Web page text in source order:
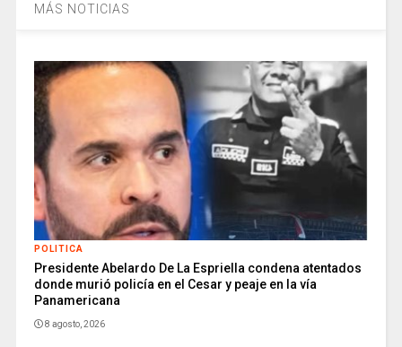
MÁS NOTICIAS
POLITICA
Presidente Abelardo De La Espriella condena atentados
donde murió policía en el Cesar y peaje en la vía
Panamericana
8 agosto, 2026